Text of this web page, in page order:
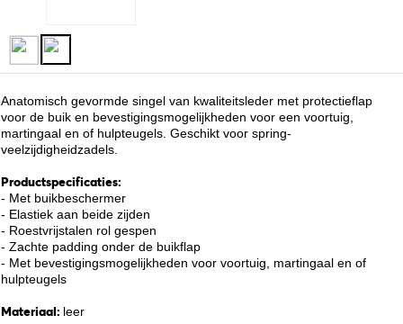
Anatomisch gevormde singel van kwaliteitsleder met protectieflap
voor de buik en bevestigingsmogelijkheden voor een voortuig,
martingaal en of hulpteugels. Geschikt voor spring-
veelzijdigheidzadels.
Productspecificaties:
- Met buikbeschermer
- Elastiek aan beide zijden
- Roestvrijstalen rol gespen
- Zachte padding onder de buikflap
- Met bevestigingsmogelijkheden voor voortuig, martingaal en of
hulpteugels
Materiaal: leer